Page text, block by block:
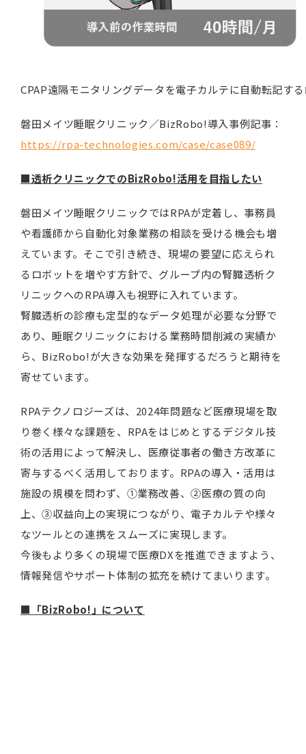
CPAP遠隔モニタリングデータを電子カルテに自動転記す
磐田メイツ睡眠クリニック／BizRobo!導入事例記事：
https://rpa-technologies.com/case/case089/
■透析クリニックでのBizRobo!活用を目指したい
磐田メイツ睡眠クリニックではRPAが定着し、事務員
や看護師から自動化対象業務の相談を受ける機会も増
えています。そこで引き続き、現場の要望に応えられ
るロボットを増やす方針で、グループ内の腎臓透析ク
リニックへのRPA導入も視野に入れています。
腎臓透析の診療も定型的なデータ処理が必要な分野で
あり、睡眠クリニックにおける業務時間削減の実績か
ら、BizRobo!が大きな効果を発揮するだろうと期待を
寄せています。
RPAテクノロジーズは、2024年問題など医療現場を取
り巻く様々な課題を、RPAをはじめとするデジタル技
術の活用によって解決し、医療従事者の働き方改革に
寄与するべく活用しております。RPAの導入・活用は
施設の規模を問わず、①業務改善、②医療の質の向
上、③収益向上の実現につながり、電子カルテや様々
なツールとの連携をスムーズに実現します。
今後もより多くの現場で医療DXを推進できますよう、
情報発信やサポート体制の拡充を続けてまいります。
■「BizRobo!」について